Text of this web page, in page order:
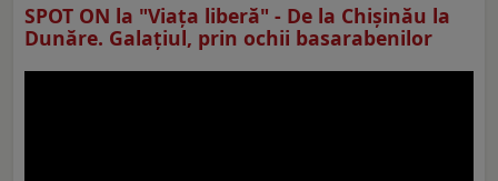
SPOT ON la "Viaţa liberă" - De la Chișinău la
Dunăre. Galațiul, prin ochii basarabenilor